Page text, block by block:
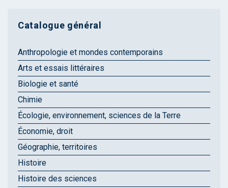
Catalogue général
Anthropologie et mondes contemporains
Arts et essais littéraires
Biologie et santé
Chimie
Écologie, environnement, sciences de la Terre
Économie, droit
Géographie, territoires
Histoire
Histoire des sciences